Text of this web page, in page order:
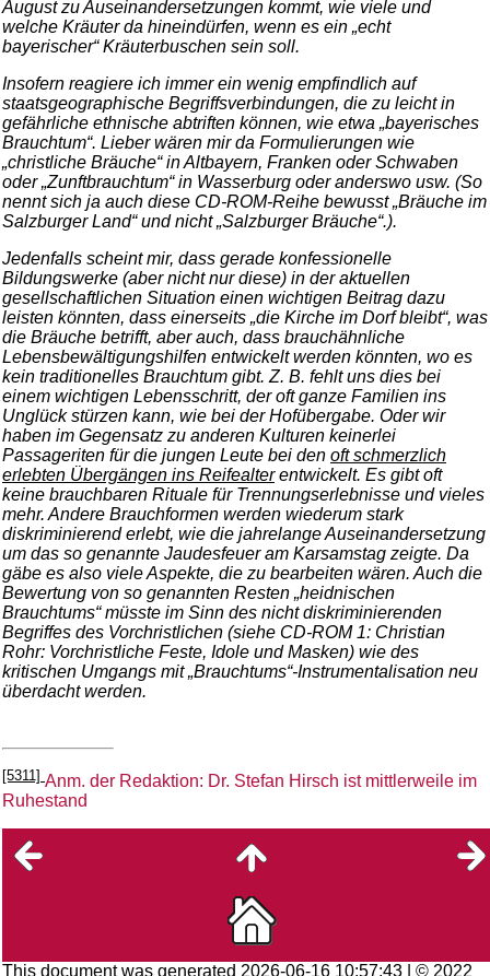
August zu Auseinandersetzungen kommt, wie viele und
welche Kräuter da hineindürfen, wenn es ein „echt
bayerischer“ Kräuterbuschen sein soll.
Insofern reagiere ich immer ein wenig empfindlich auf
staatsgeographische Begriffsverbindungen, die zu leicht in
gefährliche ethnische abtriften können, wie etwa „bayerisches
Brauchtum“. Lieber wären mir da Formulierungen wie
„christliche Bräuche“ in Altbayern, Franken oder Schwaben
oder „Zunftbrauchtum“ in Wasserburg oder anderswo usw. (So
nennt sich ja auch diese CD-ROM-Reihe bewusst „Bräuche im
Salzburger Land“ und nicht „Salzburger Bräuche“.).
Jedenfalls scheint mir, dass gerade konfessionelle
Bildungswerke (aber nicht nur diese) in der aktuellen
gesellschaftlichen Situation einen wichtigen Beitrag dazu
leisten könnten, dass einerseits „die Kirche im Dorf bleibt“, was
die Bräuche betrifft, aber auch, dass brauchähnliche
Lebensbewältigungshilfen entwickelt werden könnten, wo es
kein traditionelles Brauchtum gibt. Z. B. fehlt uns dies bei
einem wichtigen Lebensschritt, der oft ganze Familien ins
Unglück stürzen kann, wie bei der Hofübergabe. Oder wir
haben im Gegensatz zu anderen Kulturen keinerlei
Passageriten für die jungen Leute bei den oft schmerzlich
erlebten Übergängen ins Reifealterentwickelt. Es gibt oft
keine brauchbaren Rituale für Trennungserlebnisse und vieles
mehr. Andere Brauchformen werden wiederum stark
diskriminierend erlebt, wie die jahrelange Auseinandersetzung
um das so genannte Jaudesfeuer am Karsamstag zeigte. Da
gäbe es also viele Aspekte, die zu bearbeiten wären. Auch die
Bewertung von so genannten Resten „heidnischen
Brauchtums“ müsste im Sinn des nicht diskriminierenden
Begriffes des Vorchristlichen (siehe CD-ROM 1: Christian
Rohr: Vorchristliche Feste, Idole und Masken) wie des
kritischen Umgangs mit „Brauchtums“-Instrumentalisation neu
überdacht werden.
[5311] Anm. der Redaktion: Dr. Stefan Hirsch ist mittlerweile im
Ruhestand
This document was generated 2026-06-16 10:57:43 | © 2022